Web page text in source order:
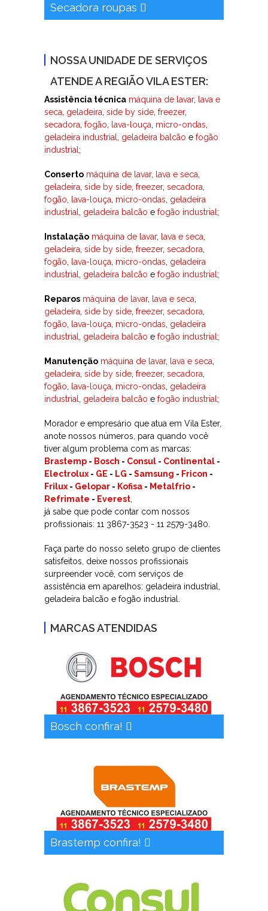
Secadora roupas
NOSSA UNIDADE DE SERVIÇOS
ATENDE A REGIÃO VILA ESTER:
Assistência técnica máquina de lavar,
lava e
seca geladeira side by side freezer,
secadora fogão lava-louça micro-ondas
geladeira industrial
geladeira balcão e fogão
industrial ;
Conserto máquina de lavar, lava e seca
geladeira side by side freezer, secadora
fogão
lava-louça micro-ondas geladeira
industrial
geladeira balcão e fogão industrial ;
Instalação máquina de lavar, lava e seca
geladeira side by side freezer, secadora
fogão
lava-louça micro-ondas geladeira
industrial
geladeira balcão e fogão industrial ;
Reparos máquina de lavar, lava e seca
geladeira side by side freezer, secadora
fogão
lava-louça micro-ondas geladeira
industrial
geladeira balcão e fogão industrial ;
Manutenção máquina de lavar, lava e seca
geladeira side by side freezer, secadora
fogão
lava-louça micro-ondas geladeira
industrial
geladeira balcão e fogão industrial ;
Morador e empresário que atua em Vila Ester,
anote nossos números, para quando você
tiver algum problema com as marcas:
Brastemp - Bosch - Consul - Continental -
Electrolux - GE - LG - Samsung - Fricon -
Frilux - Gelopar - Kofisa - Metalfrio -
Refrimate - Everest
já sabe que pode contar com nossos
profissionais: 11 3867-3523 - 11 2579-3480.
Faça parte do nosso seleto grupo de clientes
satisfeitos, deixe nossos profissionais
surpreender você, com serviços de
assistência em aparelhos: geladeira industrial,
geladeira balcão e fogão industrial.
MARCAS ATENDIDAS
Bosch confira!
Brastemp confira!